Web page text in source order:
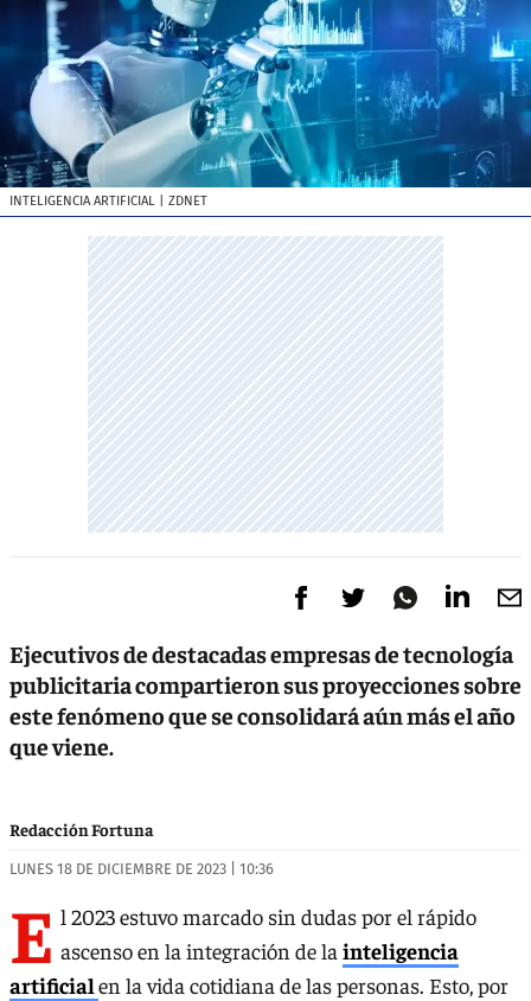
INTELIGENCIA ARTIFICIAL | ZDNET
Ejecutivos de destacadas empresas de tecnología
publicitaria compartieron sus proyecciones sobre
este fenómeno que se consolidará aún más el año
que viene.
Redacción Fortuna
LUNES 18 DE DICIEMBRE DE 2023 | 10:36
E l 2023 estuvo marcado sin dudas por el rápido
ascenso en la integración de la inteligencia
artificialen la vida cotidiana de las personas. Esto, por